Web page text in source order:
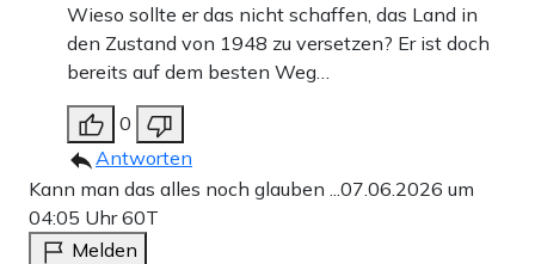
Wieso sollte er das nicht schaffen, das Land in
den Zustand von 1948 zu versetzen? Er ist doch
bereits auf dem besten Weg…
0
Antworten
Kann man das alles noch glauben ...07.06.2026 um
04:05 Uhr60T
Melden